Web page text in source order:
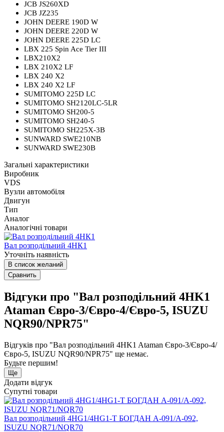
JCB JS260XD
JCB JZ235
JOHN DEERE 190D W
JOHN DEERE 220D W
JOHN DEERE 225D LC
LBX 225 Spin Ace Tier III
LBX210X2
LBX 210X2 LF
LBX 240 X2
LBX 240 X2 LF
SUMITOMO 225D LC
SUMITOMO SH2120LC-5LR
SUMITOMO SH200-5
SUMITOMO SH240-5
SUMITOMO SH225X-3B
SUNWARD SWE210NB
SUNWARD SWE230B
Загальні характеристики
Виробник
VDS
Вузли автомобіля
Двигун
Тип
Аналог
Аналогічні товари
Вал розподільний 4НК1
Уточніть наявність
В список желаний
Сравнить
Відгуки про "Вал розподільний 4HK1
Ataman Євро-3/Євро-4/Євро-5, ISUZU
NQR90/NPR75"
Відгуків про "Вал розподільний 4HK1 Ataman Євро-3/Євро-4/
Євро-5, ISUZU NQR90/NPR75" ще немає.
Будьте першим!
Ще
Додати відгук
Супутні товари
Вал розподільний 4HG1/4HG1-T БОГДАН А-091/А-092,
ISUZU NQR71/NQR70